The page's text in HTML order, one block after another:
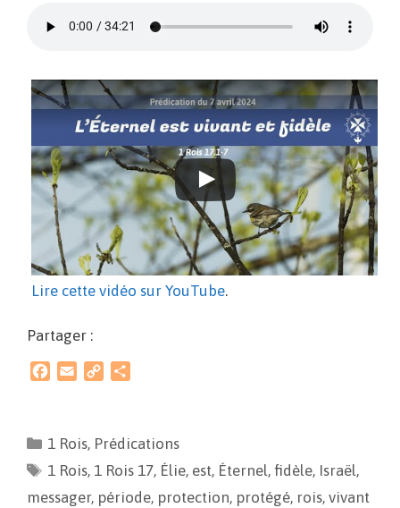
Lire cette vidéo sur YouTube.
Partager :
b
o
l
L
i
n
a
g
1 Rois, Prédications
1 Rois, 1 Rois 17, Élie, est, Éternel,fidèle, Israël,
messager, période, protection, protégé, rois, vivant